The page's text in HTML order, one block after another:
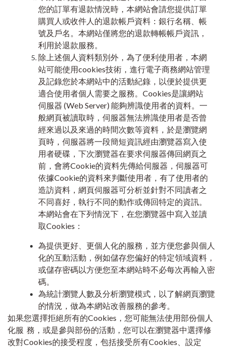
您的訂單有退款情況時，本網站會請您提供訂單
購買人或收件人的退款帳戶資料：銀行名稱、帳
號及戶名。本網站僅將您的退款轉帳帳戶資訊，
利用於退款服務。
除上述個人資料類別外，為了便利使用者，本網
站可能使用cookies技術，進行電子商務網站管理
及記錄您於本網站中的活動紀錄，以便於提供更
適合使用者個人需要之服務。Cookies是讓網站
伺服器 (Web Server) 能夠辨識使用者的資料。一
般網頁被讀取時，伺服器無法辨識使用者是否曾
經來過以及來過的時間次數等資料，於是瀏覽網
頁時，伺服器將一段簡短資訊經由瀏覽器寫入使
用者硬碟，下次瀏覽器在要求伺服器傳回網頁之
前，會將Cookie的資料先傳給伺服器，伺服器可
依據Cookie的資料來判斷使用者，有了使用者的
造訪資料，網頁伺服器可分析並針對不同讀者之
不同喜好，執行不同的動作或傳回特定的資訊。
本網站會在下列情況下，在您瀏覽器中寫入並讀
取Cookies：
為提供更好、更個人化的服務，並方便您參與個人
化的互動活動，例如儲存您偏好的特定領域資料，
或儲存密碼以方便您至本網站時不必每次再輸入密
碼。
為統計瀏覽人數及分析瀏覽模式，以了解網頁瀏覽
的情況，做為本網站改善服務的參考。
如果您選擇拒絕所有的Cookies，您可能無法使用部份個人
化服 務，或是參與部份的活動，您可以在瀏覽器中選擇修
改對Cookies的接受程度，包括接受所有Cookies、設定